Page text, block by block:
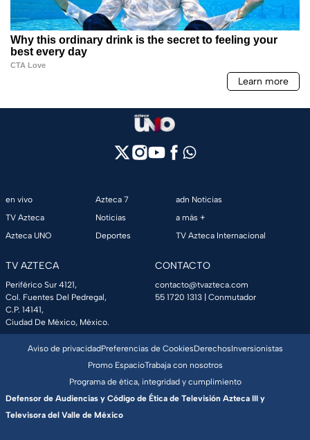
en vivo
TV Azteca
Azteca UNO
Azteca 7
Noticias
Deportes
adn Noticias
a más +
TV Azteca Internacional
TV AZTECA
Periférico Sur 4121,
Col. Fuentes Del Pedregal,
C.P. 14141,
Ciudad De México, México.
CONTACTO
contacto@tvazteca.com
55 1720 1313 | Conmutador
Aviso de privacidadPreferencias de CookiesDerechosInversionistas
Promo EspacioTrabaja con nosotros
Programa de ética, integridad y cumplimiento
Defensor de Audiencias y Código de Ética de Televisión Azteca III y
Televisora del Valle de México